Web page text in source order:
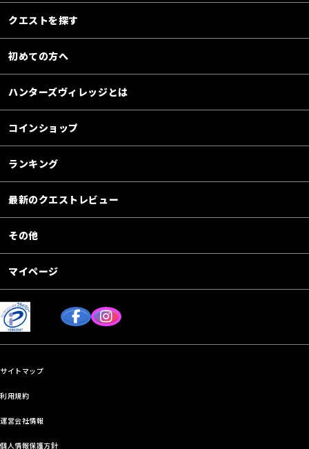
クエストを探す
初めての方へ
ハンターズヴィレッジとは
コインショップ
ランキング
最新のクエストレビュー
その他
マイページ
サイトマップ
利用規約
運営会社情報
個人情報保護方針